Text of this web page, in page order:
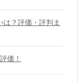
は？評価・評判ま
価！